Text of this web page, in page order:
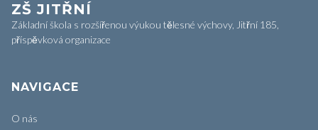
ZŠ JITŘNÍ
Základní škola s rozšířenou výukou tělesné výchovy, Jitřní 185,
příspěvková organizace
NAVIGACE
O nás